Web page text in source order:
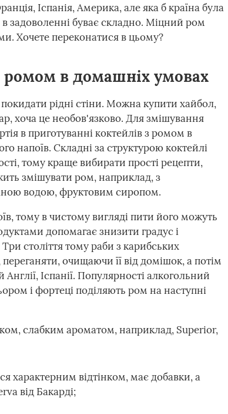
Іспанія, Америка, але яка б країна була
задоволенні буває складно. Міцний ром
Хочете переконатися в цьому?
ромом в домашніх умовах
рідні стіни. Можна купити хайбол,
хоча це необов'язково. Для змішування
в приготуванні коктейлів з ромом в
напоїв. Складні за структурою коктейлі
тому краще вибирати прості рецепти,
змішувати ром, наприклад, з
водою, фруктовим сиропом.
тому в чистому вигляді пити його можуть
допомагає знизити градус і
століття тому раби з карибських
очищаючи її від домішок, а потім
Іспанії. Популярності алкогольний
і фортеці поділяють ром на наступні
слабким ароматом, наприклад, Superior,
характерним відтінком, має добавки, а
від Бакарді;